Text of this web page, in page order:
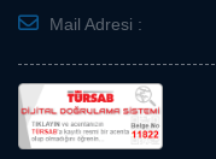
Mail Adresi :